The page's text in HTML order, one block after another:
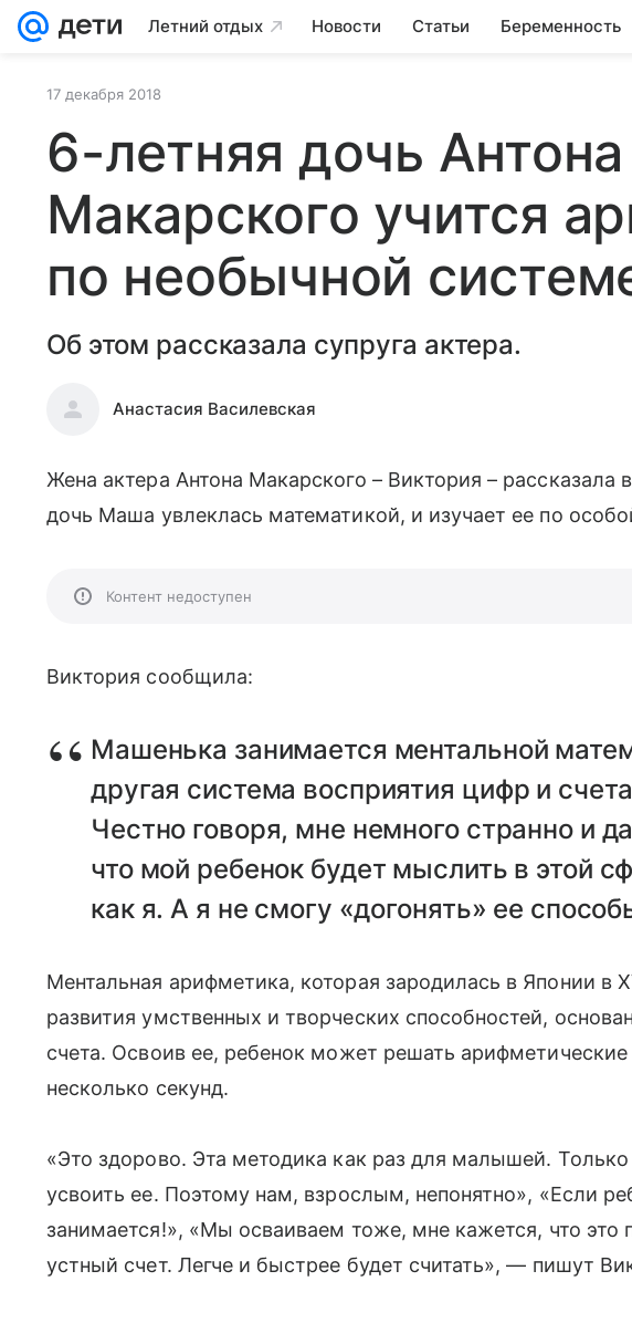
Летний отдых Новости Статьи Беременность
17 декабря 2018
6-летняя дочь Антона
Макарского учится
по необычной
Об этом рассказала супруга актера.
Анастасия Василевская
Жена актера Антона Макарского – Виктория – рассказала
дочь Маша увлеклась математикой, и изучает ее по
Контент недоступен
Виктория сообщила:
Машенька занимается ментальной
другая система восприятия цифр и
Честно говоря, мне немного странно и
что мой ребенок будет мыслить в этой
как я. А я не смогу «догонять» ее
Ментальная арифметика, которая зародилась в Японии в
развития умственных и творческих способностей,
счета. Освоив ее, ребенок может решать арифметические
несколько секунд.
«Это здорово. Эта методика как раз для малышей.
усвоить ее. Поэтому нам, взрослым, непонятно», «Если
занимается!», «Мы осваиваем тоже, мне кажется, что это
устный счет. Легче и быстрее будет считать», — пишут